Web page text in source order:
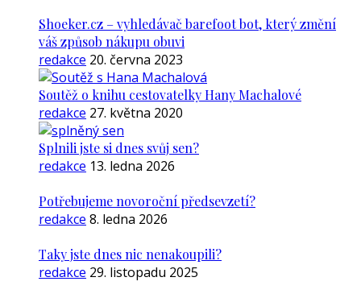
Shoeker.cz – vyhledávač barefoot bot, který změní
váš způsob nákupu obuvi
redakce 20. června 2023
Soutěž o knihu cestovatelky Hany Machalové
redakce 27. května 2020
Splnili jste si dnes svůj sen?
redakce 13. ledna 2026
Potřebujeme novoroční předsevzetí?
redakce 8. ledna 2026
Taky jste dnes nic nenakoupili?
redakce 29. listopadu 2025